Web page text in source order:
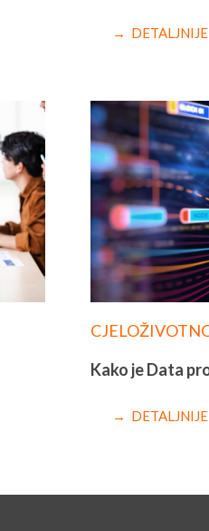
→ DETALJNIJE
Kako je Data
→ DETALJNIJE